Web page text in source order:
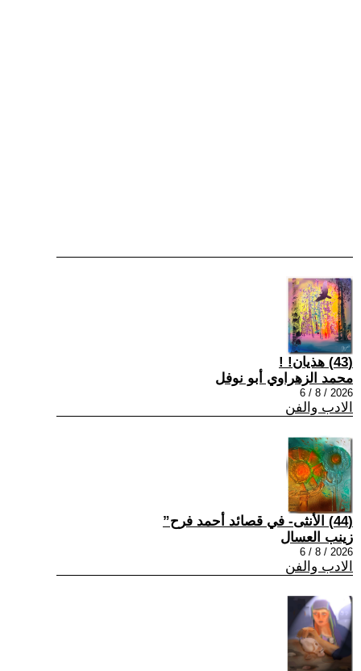
(43) هذيان! !
محمد الزهراوي أبو نوفل
2026 / 8 / 6
الادب والفن
(44) الأنثى- في قصائد أحمد فرح”
زينب العسال
2026 / 8 / 6
الادب والفن